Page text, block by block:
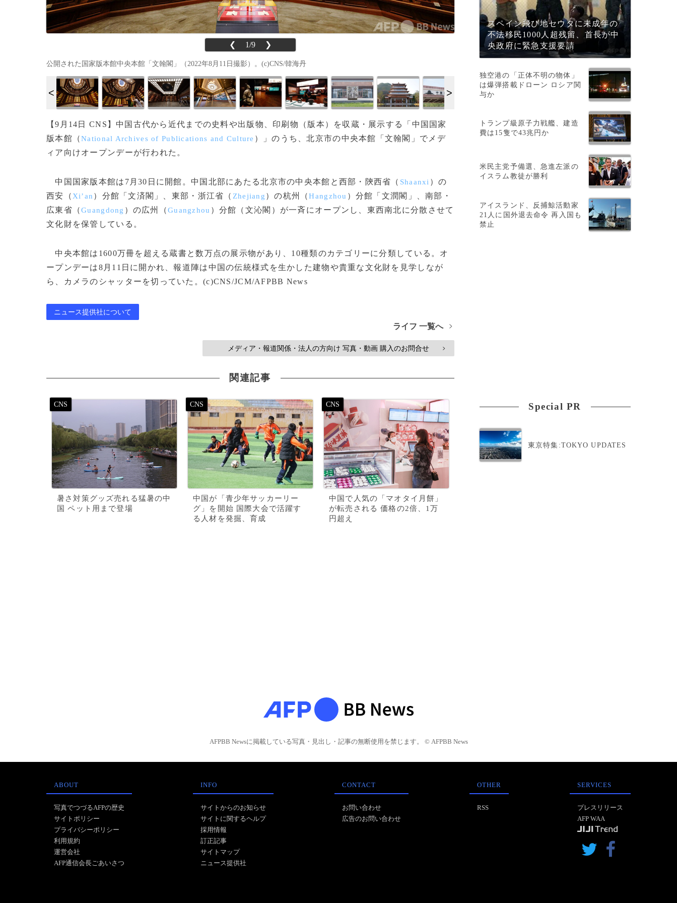
❮ 1/9 ❯
公開された国家版本館中央本館「文翰閣」（2022年8月11日撮影）。(c)CNS/韓海丹
【9月14日 CNS】中国古代から近代までの史料や出版物、印刷物（版本）を収蔵・展示する「中国国家
版本館（National Archives of Publications and Culture ）」のうち、北京市の中央本館「文翰閣」でメデ
ィア向けオープンデーが行われた。
中国国家版本館は7月30日に開館。中国北部にあたる北京市の中央本館と西部・陝西省（ Shaanxi ）の
西安（ Xi’an ）分館「文済閣」、東部・浙江省（ Zhejiang ）の杭州（Hangzhou ）分館「文潤閣」、南部・
広東省（Guangdong ）の広州（Guangzhou ）分館（文沁閣）が一斉にオープンし、東西南北に分散させて
文化財を保管している。
中央本館は1600万冊を超える蔵書と数万点の展示物があり、10種類のカテゴリーに分類している。オ
ープンデーは8月11日に開かれ、報道陣は中国の伝統様式を生かした建物や貴重な文化財を見学しなが
ら、カメラのシャッターを切っていた。(c)CNS/JCM/AFPBB News
ニュース提供社について
ライフ 一覧へ >
メディア・報道関係・法人の方向け 写真・動画 購入のお問合せ >
関連記事
暑さ対策グッズ売れる猛暑の中
国 ペット用まで登場
中国が「青少年サッカーリー
グ」を開始 国際大会で活躍す
る人材を発掘、育成
中国で人気の「マオタイ月餅」
が転売される 価格の2倍、1万
円超え
スペイン飛び地セウタに未成年の
不法移民1000人超残留、首長が中
央政府に緊急支援要請
独空港の「正体不明の物体」
は爆弾搭載ドローン ロシア関
与か
トランプ級原子力戦艦、建造
費は15隻で43兆円か
米民主党予備選、急進左派の
イスラム教徒が勝利
アイスランド、反捕鯨活動家
21人に国外退去命令 再入国も
禁止
Special PR
東京特集:TOKYO UPDATES
AFPBB Newsに掲載している写真・見出し・記事の無断使用を禁じます。 © AFPBB News
ABOUT
写真でつづるAFPの歴史
サイトポリシー
プライバシーポリシー
利用規約
運営会社
AFP通信会長ごあいさつ
INFO
サイトからのお知らせ
サイトに関するヘルプ
採用情報
訂正記事
サイトマップ
ニュース提供社
CONTACT
お問い合わせ
広告のお問い合わせ
OTHER
RSS
SERVICES
プレスリリース
AFP WAA